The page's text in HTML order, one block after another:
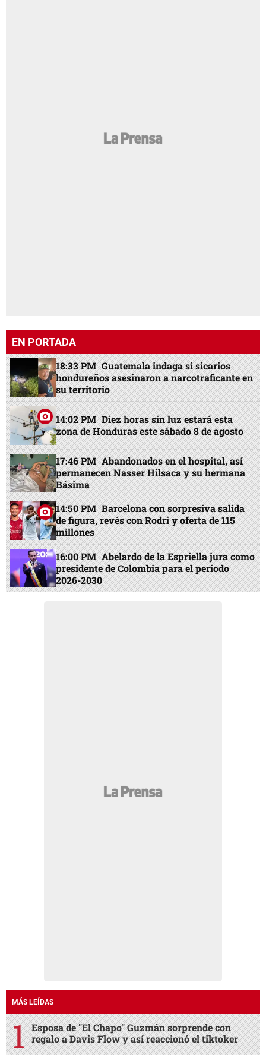
EN PORTADA
18:33 PM Guatemala indaga si sicarios
hondureños asesinaron a narcotraficante en
su territorio
14:02 PM Diez horas sin luz estará esta
zona de Honduras este sábado 8 de agosto
17:46 PM Abandonados en el hospital, así
permanecen Nasser Hilsaca y su hermana
Básima
14:50 PM Barcelona con sorpresiva salida
de figura, revés con Rodri y oferta de 115
millones
16:00 PM Abelardo de la Espriella jura como
presidente de Colombia para el periodo
2026-2030
MÁS LEÍDAS
Esposa de "El Chapo" Guzmán sorprende con
regalo a Davis Flow y así reaccionó el tiktoker